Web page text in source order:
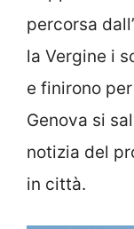
percorsa
la Vergine i
e finirono
Genova si
notizia del
in città.